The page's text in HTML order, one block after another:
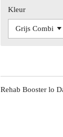
Kleur
Rehab Booster lo